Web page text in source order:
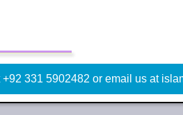
331 5902482 or email us at